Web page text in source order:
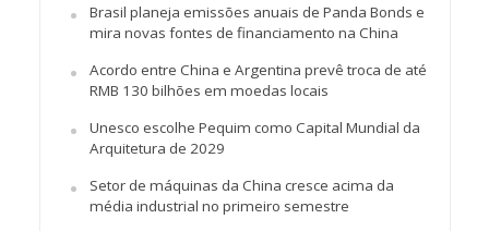
Brasil planeja emissões anuais de Panda Bonds e
mira novas fontes de financiamento na China
Acordo entre China e Argentina prevê troca de até
RMB 130 bilhões em moedas locais
Unesco escolhe Pequim como Capital Mundial da
Arquitetura de 2029
Setor de máquinas da China cresce acima da
média industrial no primeiro semestre